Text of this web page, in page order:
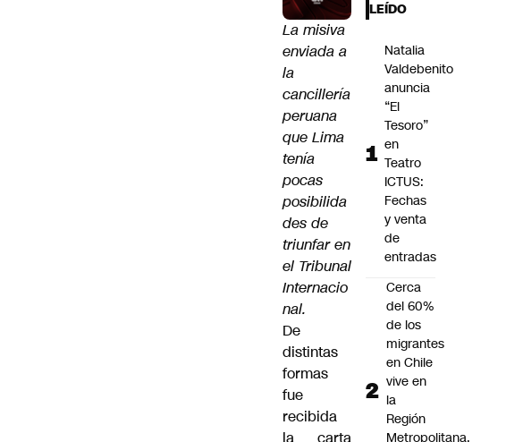
La misiva
enviada a
la
cancillería
peruana
que Lima
tenía
pocas
posibilida
des de
triunfar en
el Tribunal
Internacio
nal.
De
distintas
formas
fue
recibida
la carta
LEÍDO
Natalia
Valdebenito
anuncia
“El
Tesoro”
en
Teatro
ICTUS:
Fechas
y venta
de
entradas
Cerca
del 60%
de los
migrantes
en Chile
vive en
la
Región
Metropolitana,